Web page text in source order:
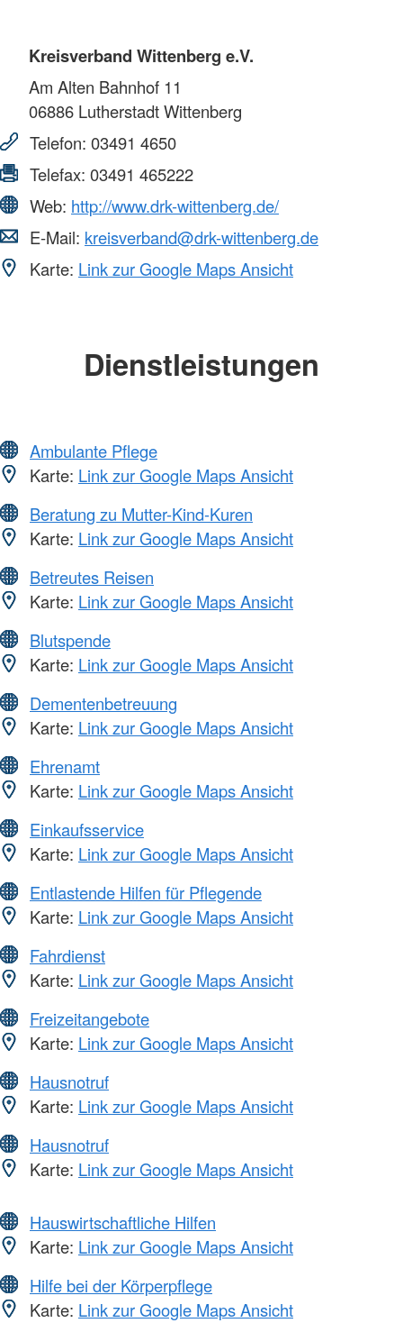
Kreisverband Wittenberg e.V.
Am Alten Bahnhof 11
06886 Lutherstadt Wittenberg
Telefon: 03491 4650
Telefax: 03491 465222
Web: http://www.drk-wittenberg.de/
E-Mail: kreisverband@drk-wittenberg.de
Karte: Link zur Google Maps Ansicht
Dienstleistungen
Ambulante Pflege
Karte: Link zur Google Maps Ansicht
Beratung zu Mutter-Kind-Kuren
Karte: Link zur Google Maps Ansicht
Betreutes Reisen
Karte: Link zur Google Maps Ansicht
Blutspende
Karte: Link zur Google Maps Ansicht
Dementenbetreuung
Karte: Link zur Google Maps Ansicht
Ehrenamt
Karte: Link zur Google Maps Ansicht
Einkaufsservice
Karte: Link zur Google Maps Ansicht
Entlastende Hilfen für Pflegende
Karte: Link zur Google Maps Ansicht
Fahrdienst
Karte: Link zur Google Maps Ansicht
Freizeitangebote
Karte: Link zur Google Maps Ansicht
Hausnotruf
Karte: Link zur Google Maps Ansicht
Hausnotruf
Karte: Link zur Google Maps Ansicht
Hauswirtschaftliche Hilfen
Karte: Link zur Google Maps Ansicht
Hilfe bei der Körperpflege
Karte: Link zur Google Maps Ansicht